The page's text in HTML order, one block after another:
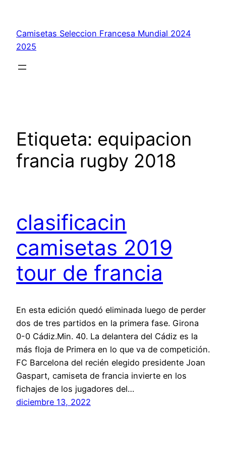
contenido
Camisetas Seleccion Francesa Mundial 2024
2025
Etiqueta: equipacion
francia rugby 2018
clasificacin
camisetas 2019
tour de francia
En esta edición quedó eliminada luego de perder
dos de tres partidos en la primera fase. Girona
0-0 Cádiz.Min. 40. La delantera del Cádiz es la
más floja de Primera en lo que va de competición.
FC Barcelona del recién elegido presidente Joan
Gaspart, camiseta de francia invierte en los
fichajes de los jugadores del…
diciembre 13, 2022